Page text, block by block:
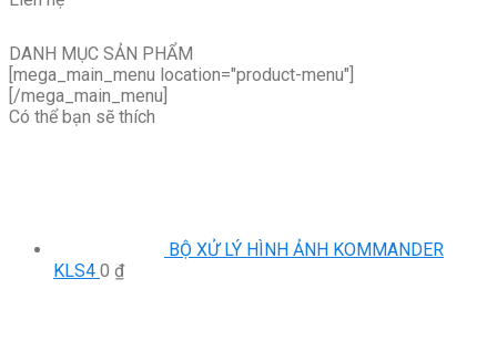
DANH MỤC SẢN PHẨM
[mega_main_menu location="product-menu"]
[/mega_main_menu]
Có thể bạn sẽ thích
BỘ XỬ LÝ HÌNH ẢNH KOMMANDER
KLS4 0 ₫